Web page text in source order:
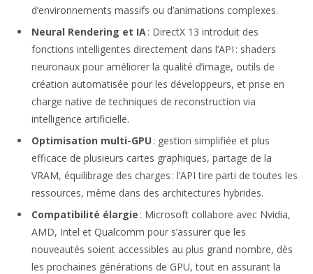
d’environnements massifs ou d’animations complexes.
Neural Rendering et IA : DirectX 13 introduit des
fonctions intelligentes directement dans l’API : shaders
neuronaux pour améliorer la qualité d’image, outils de
création automatisée pour les développeurs, et prise en
charge native de techniques de reconstruction via
intelligence artificielle.
Optimisation multi-GPU : gestion simplifiée et plus
efficace de plusieurs cartes graphiques, partage de la
VRAM, équilibrage des charges : l’API tire parti de toutes les
ressources, même dans des architectures hybrides.
Compatibilité élargie : Microsoft collabore avec Nvidia,
AMD, Intel et Qualcomm pour s’assurer que les
nouveautés soient accessibles au plus grand nombre, dès
les prochaines générations de GPU, tout en assurant la